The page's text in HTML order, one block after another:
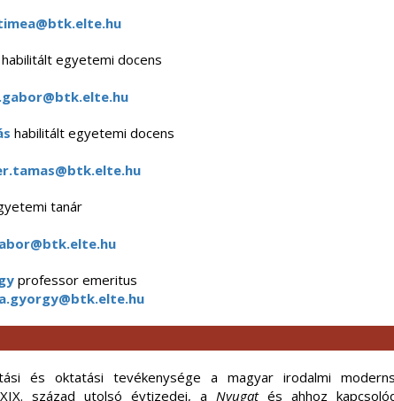
egyetemi docens
habilitált egyetemi docens
tanár
professor emeritus
és oktatási tevékenysége a magyar irodalmi
század utolsó évtizedei, a Nyugat és ahhoz